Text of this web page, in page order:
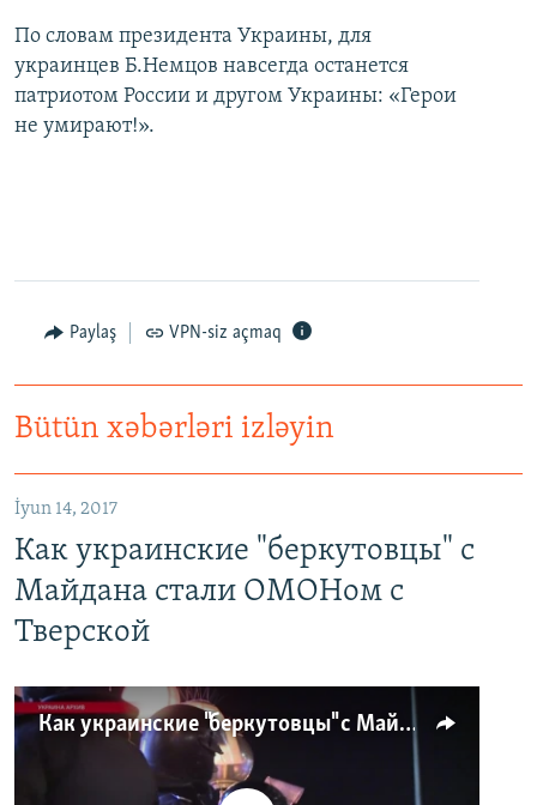
По словам президента Украины, для
украинцев Б.Немцов навсегда останется
патриотом России и другом Украины: «Герои
не умирают!».
Paylaş VPN-siz açmaq
Bütün xəbərləri izləyin
İyun 14, 2017
Как украинские "беркутовцы" с
Майдана стали ОМОНом с
Тверской
Как украинские "беркутовцы" с Майдана стали ОМОНом с Тверской